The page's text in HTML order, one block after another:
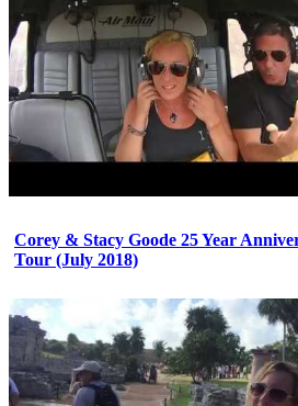
Corey & Stacy Goode 25 Year
Tour (July 2018)